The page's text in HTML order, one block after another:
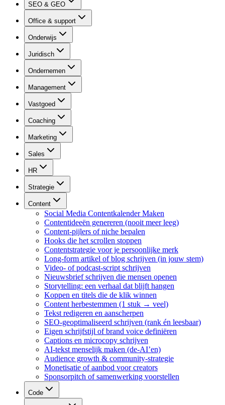
SEO & GEO
Office & support
Onderwijs
Juridisch
Ondernemen
Management
Vastgoed
Coaching
Marketing
Sales
HR
Strategie
Content
Social Media Contentkalender Maken
Contentideeën genereren (nooit meer leeg)
Content-pijlers of niche bepalen
Hooks die het scrollen stoppen
Contentstrategie voor je persoonlijke merk
Long-form artikel of blog schrijven (in jouw stem)
Video- of podcast-script schrijven
Nieuwsbrief schrijven die mensen openen
Storytelling: een verhaal dat blijft hangen
Koppen en titels die de klik winnen
Content herbestemmen (1 stuk → veel)
Tekst redigeren en aanscherpen
SEO-geoptimaliseerd schrijven (rank én leesbaar)
Eigen schrijfstijl of brand voice definiëren
Captions en microcopy schrijven
AI-tekst menselijk maken (de-AI’en)
Audience growth & community-strategie
Monetisatie of aanbod voor creators
Sponsorpitch of samenwerking voorstellen
Code